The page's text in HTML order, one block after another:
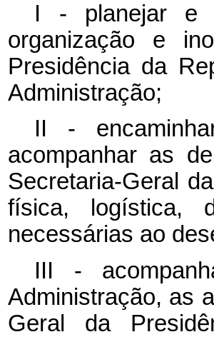
I - planejar e
organização e
Presidência da
Administração;
II -
acompanhar as
Secretaria-Geral
física, logística,
necessárias ao
III -
Administração, as
Geral da